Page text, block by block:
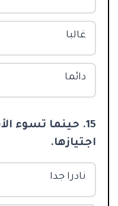
غالبا
دائما
15. حينما تسوء
اجتيازها.
نادرا جدا